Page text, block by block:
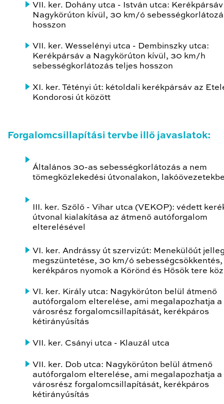
VII. ker. Dohány utca - István utca: Kerékpársáv
Nagykörúton kívül, 30 km/ó
hosszon
VII. ker. Wesselényi utca - Dembinszky utca:
Kerékpársáv a Nagykörúton kívül, 30 km/h
sebességkorlátozás teljes hosszon
XI. ker. Tétényi út: kétoldali kerékpársáv az
Kondorosi út között
Forgalomcsillapítási tervbe illő javaslatok:
Általános 30-as sebességkorlátozás a nem
tömegközlekedési útvonalakon,
III. ker. Szőlő - Vihar utca (VEKOP): védett
útvonal kialakítása az átmenő autóforgalom
elterelésével
VI. ker. Andrássy út szervizút: Menekülőút
megszüntetése, 30 km/ó sebességcsökkentés,
kerékpáros nyomok a Körönd és Hősök tere
VI. ker. Király utca: Nagykörúton belül átmenő
autóforgalom elterelése, ami megalapozhatja a
városrész forgalomcsillapítását, kerékpáros
kétirányúsítás
VII. ker. Csányi utca - Klauzál utca
VII. ker. Dob utca: Nagykörúton belül átmenő
autóforgalom elterelése, ami megalapozhatja a
városrész forgalomcsillapítását, kerékpáros
kétirányúsítás